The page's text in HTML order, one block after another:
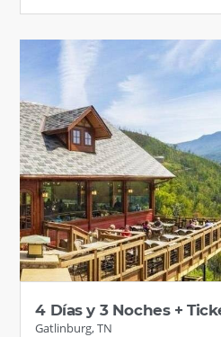
4 Días y 3 Noches +
Gatlinburg, TN